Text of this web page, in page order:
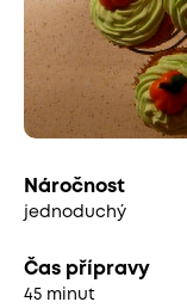
Náročnost
jednoduchý
Čas přípravy
45 minut